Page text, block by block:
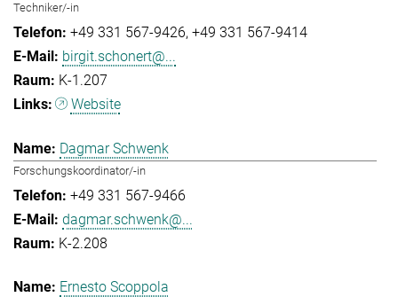
Techniker/-in
+49 331 567-9426 +49 331 567-9414
birgit.schonert@...
K-1.207
Website
Dagmar Schwenk
Forschungskoordinator/-in
+49 331 567-9466
dagmar.schwenk@...
K-2.208
Ernesto Scoppola